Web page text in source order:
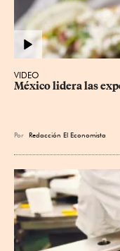
VIDEO
México lidera las
Por Redacción El Economista